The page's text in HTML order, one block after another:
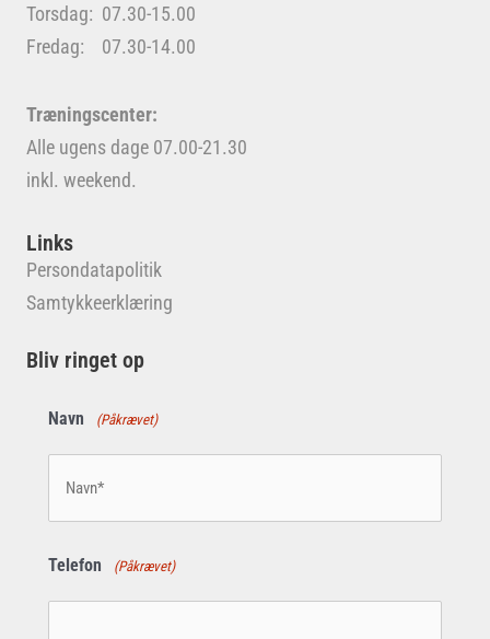
Torsdag: 07.30-15.00
Fredag: 07.30-14.00
Træningscenter:
Alle ugens dage 07.00-21.30
inkl. weekend.
Links
Persondatapolitik
Samtykkeerklæring
Bliv ringet op
Navn (Påkrævet)
Telefon (Påkrævet)